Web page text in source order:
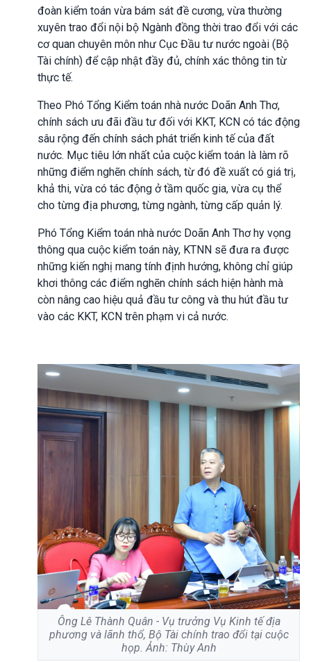
đoàn kiểm toán vừa bám sát đề cương, vừa thường
xuyên trao đổi nội bộ Ngành đồng thời trao đổi với các
cơ quan chuyên môn như Cục Đầu tư nước ngoài (Bộ
Tài chính) để cập nhật đầy đủ, chính xác thông tin từ
thực tế.
Theo Phó Tổng Kiểm toán nhà nước Doãn Anh Thơ,
chính sách ưu đãi đầu tư đối với KKT, KCN có tác động
sâu rộng đến chính sách phát triển kinh tế của đất
nước. Mục tiêu lớn nhất của cuộc kiểm toán là làm rõ
những điểm nghẽn chính sách, từ đó đề xuất có giá trị,
khả thi, vừa có tác động ở tầm quốc gia, vừa cụ thể
cho từng địa phương, từng ngành, từng cấp quản lý.
Phó Tổng Kiểm toán nhà nước Doãn Anh Thơ hy vọng
thông qua cuộc kiểm toán này, KTNN sẽ đưa ra được
những kiến nghị mang tính định hướng, không chỉ giúp
khơi thông các điểm nghẽn chính sách hiện hành mà
còn nâng cao hiệu quả đầu tư công và thu hút đầu tư
vào các KKT, KCN trên phạm vi cả nước.
Ông Lê Thành Quân - Vụ trưởng Vụ Kinh tế địa
phương và lãnh thổ, Bộ Tài chính trao đổi tại cuộc
họp. Ảnh: Thùy Anh